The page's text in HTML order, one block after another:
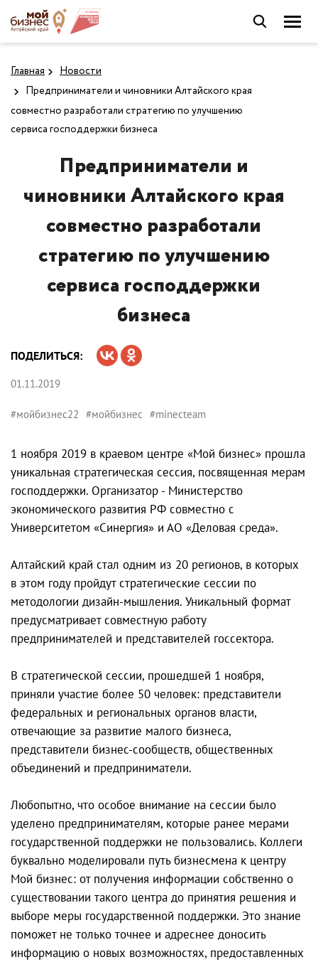
Главная
Новости
Предприниматели и чиновники Алтайского края
совместно разработали стратегию по улучшению
сервиса господдержки бизнеса
Предприниматели и
чиновники Алтайского края
совместно разработали
стратегию по улучшению
сервиса господдержки
бизнеса
ПОДЕЛИТЬСЯ:
01.11.2019
#мойбизнес22 #мойбизнес #minecteam
1 ноября 2019 в краевом центре «Мой бизнес» прошла
уникальная стратегическая сессия, посвященная мерам
господдержки. Организатор - Министерство
экономического развития РФ совместно с
Университетом «Синергия» и АО «Деловая среда».
Алтайский край стал одним из 20 регионов, в которых
в этом году пройдут стратегические сессии по
методологии дизайн-мышления. Уникальный формат
предусматривает совместную работу
предпринимателей и представителей госсектора.
В стратегической сессии, прошедшей 1 ноября,
приняли участие более 50 человек: представители
федеральных и региональных органов власти,
отвечающие за развитие малого бизнеса,
представители бизнес-сообществ, общественных
объединений и предприниматели.
Любопытно, что особое внимание на сессии было
уделено предпринимателям, которые ранее мерами
государственной поддержки не пользовались. Коллеги
буквально моделировали путь бизнесмена к центру
Мой бизнес: от получения информации собственно о
существовании такого центра до принятия решения и
выборе меры государственной поддержки. Это знание
поможет не только точнее и адреснее доносить
информацию о новых возможностях, предоставленных